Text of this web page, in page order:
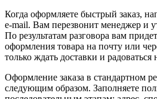
Когда оформляете быстрый заказ,
e-mail. Вам перезвонит менеджер и
По результатам разговора вам
оформления товара на почту или
только ждать доставки и
Оформление заказа в стандартном
следующим образом. Заполняете